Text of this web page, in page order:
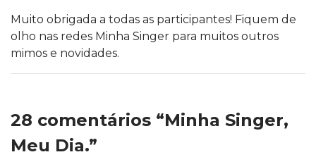
Muito obrigada a todas as participantes! Fiquem de
olho nas redes Minha Singer para muitos outros
mimos e novidades.
28 comentários “Minha Singer,
Meu Dia.”